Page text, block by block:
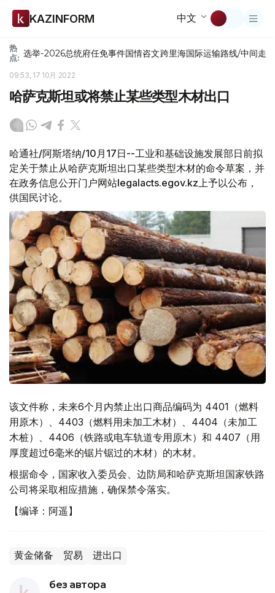
KAZINFORM 中文
热
点: 选举-2026总统府任免事件国情咨文跨里海国际运输路线/中间走廊
09:53, 17 10月 2022
哈萨克斯坦或将禁止某些类型木材出口
哈通社/阿斯塔纳/10月17日--工业和基础设施发展部日前拟
定关于禁止从哈萨克斯坦出口某些类型木材的命令草案，并
在政务信息公开门户网站legalacts.egov.kz上予以公布，
供国民讨论。
该文件称，未来6个月内禁止出口商品编码为 4401（燃料
用原木）、4403（燃料用未加工木材）、4404（未加工
木桩）、4406（铁路或电车轨道专用原木）和 4407（用
厚度超过6毫米的锯片锯过的木材）的木材。
根据命令，国家收入委员会、边防局和哈萨克斯坦国家铁路
公司将采取相应措施，确保禁令落实。
【编译：阿遥】
黄金储备 贸易 进出口
без автора